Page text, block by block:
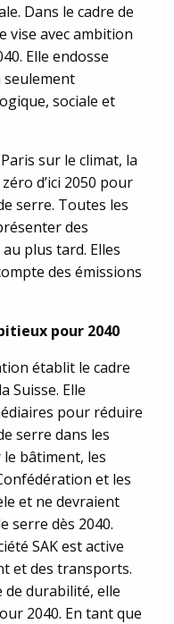
Dans le cadre de
vise avec ambition
Elle endosse
sociale et
sur le climat, la
d’ici 2050 pour
serre. Toutes les
des
plus tard. Elles
des émissions
pour 2040
établit le cadre
Suisse. Elle
pour réduire
serre dans les
bâtiment, les
et les
et ne devraient
serre dès 2040.
SAK est active
et des transports.
de durabilité, elle
2040. En tant que